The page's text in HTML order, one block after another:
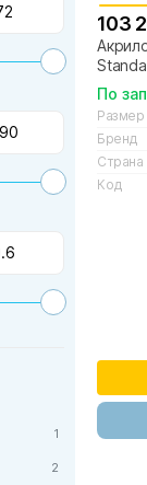
1
2
103
По
Размер
Бренд
Страна
Код